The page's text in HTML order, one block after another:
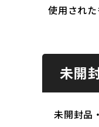
使用され
未開
未開封品